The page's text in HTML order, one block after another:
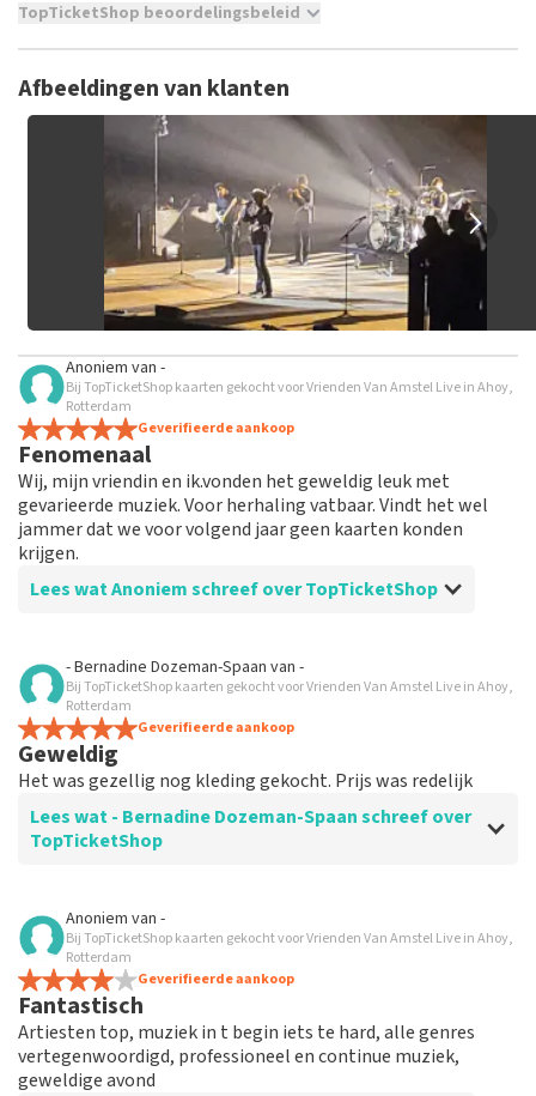
TopTicketShop beoordelingsbeleid
niet mogelijk om een review achter te laten als je geen
tickets hebt aangeschaft bij TopTicketShop. Reviews met
grof taalgebruik en/of onwaarheden worden niet geplaatst.
Het kan enkele weken duren voordat een review wordt
Afbeeldingen van klanten
Anoniem van -
Bij TopTicketShop kaarten gekocht voor Vrienden Van Amstel Live in Ahoy,
Rotterdam
Geverifieerde aankoop
Fenomenaal
Wij, mijn vriendin en ik.vonden het geweldig leuk met
gevarieerde muziek. Voor herhaling vatbaar. Vindt het wel
jammer dat we voor volgend jaar geen kaarten konden
krijgen.
Lees wat Anoniem schreef over TopTicketShop
Beoordeling van Anoniem over
Goed
- Bernadine Dozeman-Spaan van -
Bij TopTicketShop kaarten gekocht voor Vrienden Van Amstel Live in Ahoy,
Rotterdam
Geverifieerde aankoop
Geweldig
Het was gezellig nog kleding gekocht. Prijs was redelijk
Lees wat - Bernadine Dozeman-Spaan schreef over
TopTicketShop
Beoordeling van - Bernadine Dozeman-Spaan over
TopTicketShop
Hied
Je kon makkelijk door de site
Anoniem van -
Bij TopTicketShop kaarten gekocht voor Vrienden Van Amstel Live in Ahoy,
Rotterdam
Geverifieerde aankoop
Fantastisch
Artiesten top, muziek in t begin iets te hard, alle genres
vertegenwoordigd, professioneel en continue muziek,
geweldige avond